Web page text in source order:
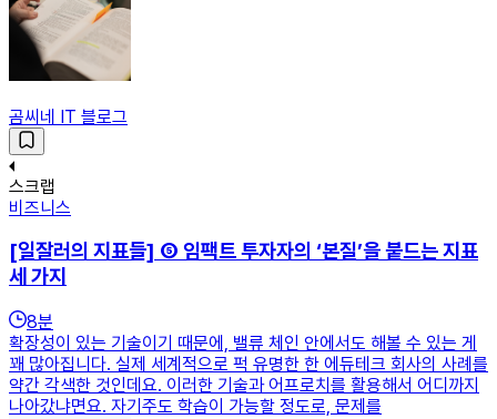
곰씨네 IT 블로그
스크랩
비즈니스
[일잘러의 지표들] ⑤ 임팩트 투자자의 ‘본질’을 붙드는 지표
세 가지
8분
확장성이 있는 기술이기 때문에, 밸류 체인 안에서도 해볼 수 있는 게
꽤 많아집니다. 실제 세계적으로 퍽 유명한 한 에듀테크 회사의 사례를
약간 각색한 것인데요. 이러한 기술과 어프로치를 활용해서 어디까지
나아갔냐면요. 자기주도 학습이 가능할 정도로, 문제를